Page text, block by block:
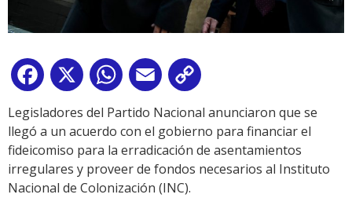
Facebook
X WhatsApp
Email
Link
Legisladores del Partido Nacional anunciaron que se
llegó a un acuerdo con el gobierno para financiar el
fideicomiso para la erradicación de asentamientos
irregulares y proveer de fondos necesarios al Instituto
Nacional de Colonización (INC).